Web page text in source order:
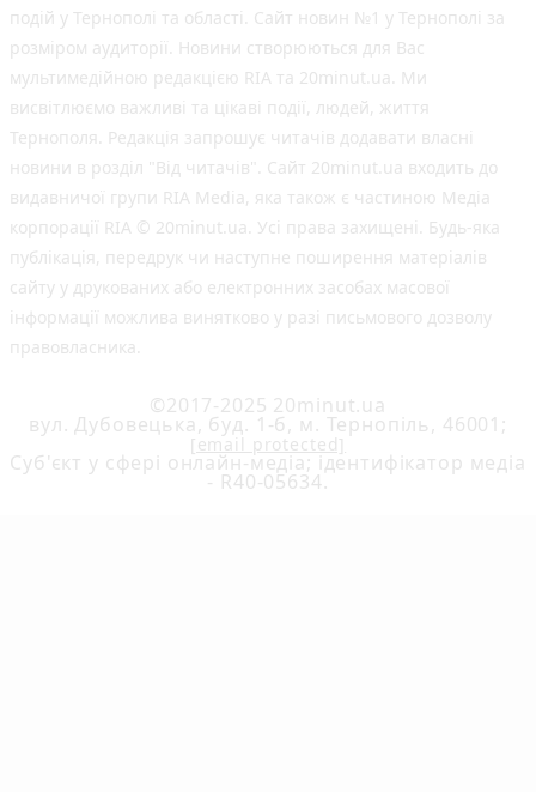
подій у Тернополі та області. Сайт новин №1 у Тернополі за
розміром аудиторії. Новини створюються для Вас
мультимедійною редакцією RIA та 20minut.ua. Ми
висвітлюємо важливі та цікаві події, людей, життя
Тернополя. Редакція запрошує читачів додавати власні
новини в розділ "Від читачів". Сайт 20minut.ua входить до
видавничої групи RIA Media, яка також є частиною Медіа
корпорації RIA © 20minut.ua. Усі права захищені. Будь-яка
публiкацiя, передрук чи наступне поширення матеріалів
сайту у друкованих або електронних засобах масової
інформації можлива винятково у разі письмового дозволу
правовласника.
©2017-2025 20minut.ua
вул. Дубовецька, буд. 1-б, м. Тернопіль, 46001;
[email protected]
Cуб'єкт у сфері онлайн-медіа; ідентифікатор медіа
- R40-05634.